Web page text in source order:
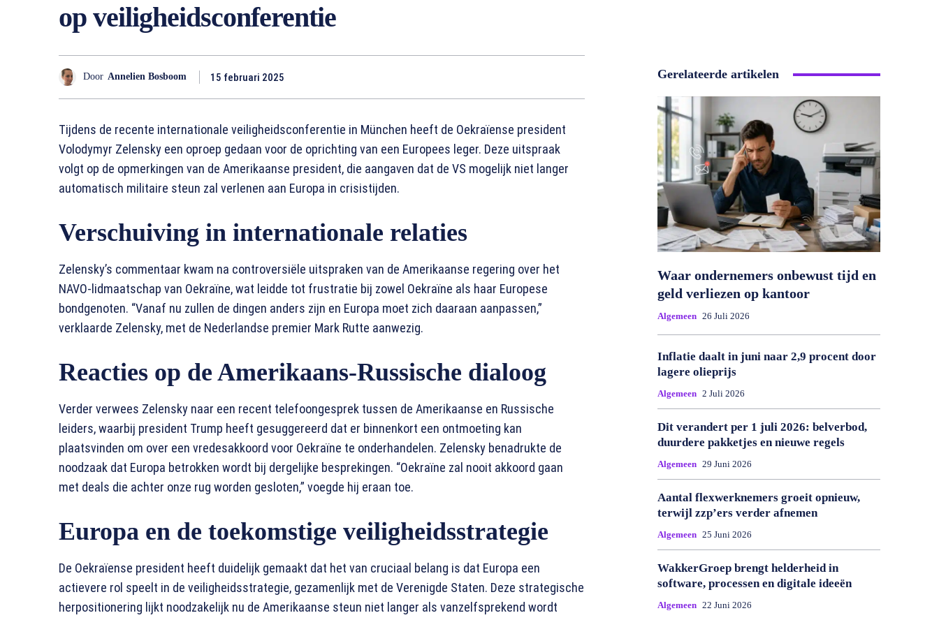
op veiligheidsconferentie
Door Annelien Bosboom 15 februari 2025
Tijdens de recente internationale veiligheidsconferentie in München heeft de Oekraïense president
Volodymyr Zelensky een oproep gedaan voor de oprichting van een Europees leger. Deze uitspraak
volgt op de opmerkingen van de Amerikaanse president, die aangaven dat de VS mogelijk niet langer
automatisch militaire steun zal verlenen aan Europa in crisistijden.
Verschuiving in internationale relaties
Zelensky’s commentaar kwam na controversiële uitspraken van de Amerikaanse regering over het
NAVO-lidmaatschap van Oekraïne, wat leidde tot frustratie bij zowel Oekraïne als haar Europese
bondgenoten. “Vanaf nu zullen de dingen anders zijn en Europa moet zich daaraan aanpassen,”
verklaarde Zelensky, met de Nederlandse premier Mark Rutte aanwezig.
Reacties op de Amerikaans-Russische dialoog
Verder verwees Zelensky naar een recent telefoongesprek tussen de Amerikaanse en Russische
leiders, waarbij president Trump heeft gesuggereerd dat er binnenkort een ontmoeting kan
plaatsvinden om over een vredesakkoord voor Oekraïne te onderhandelen. Zelensky benadrukte de
noodzaak dat Europa betrokken wordt bij dergelijke besprekingen. “Oekraïne zal nooit akkoord gaan
met deals die achter onze rug worden gesloten,” voegde hij eraan toe.
Europa en de toekomstige veiligheidsstrategie
De Oekraïense president heeft duidelijk gemaakt dat het van cruciaal belang is dat Europa een
actievere rol speelt in de veiligheidsstrategie, gezamenlijk met de Verenigde Staten. Deze strategische
herpositionering lijkt noodzakelijk nu de Amerikaanse steun niet langer als vanzelfsprekend wordt
Gerelateerde artikelen
Waar ondernemers onbewust tijd en
geld verliezen op kantoor
Algemeen 26 Juli 2026
Inflatie daalt in juni naar 2,9 procent door
lagere olieprijs
Algemeen 2 Juli 2026
Dit verandert per 1 juli 2026: belverbod,
duurdere pakketjes en nieuwe regels
Algemeen 29 Juni 2026
Aantal flexwerknemers groeit opnieuw,
terwijl zzp’ers verder afnemen
Algemeen 25 Juni 2026
WakkerGroep brengt helderheid in
software, processen en digitale ideeën
Algemeen 22 Juni 2026